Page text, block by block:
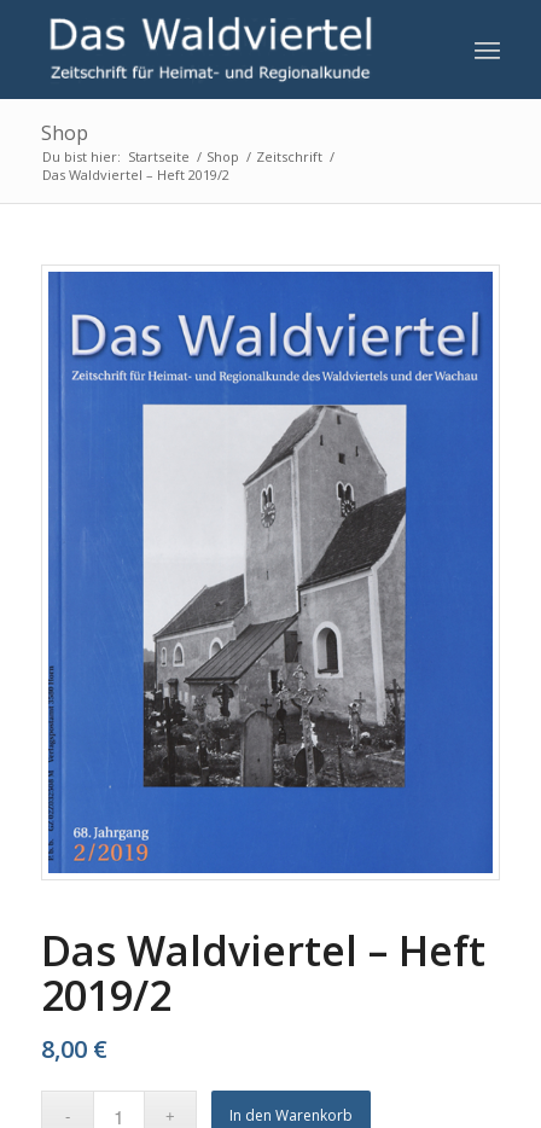
Shop
Du bist hier: Startseite / Shop / Zeitschrift /
Das Waldviertel – Heft 2019/2
Das Waldviertel – Heft
2019/2
8,00 €
In den Warenkorb